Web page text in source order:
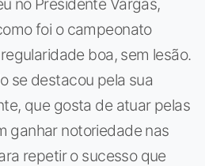
foi o campeonato
boa, sem lesão.
se destacou pela sua
que gosta de atuar pelas
ganhar notoriedade nas
repetir o sucesso que